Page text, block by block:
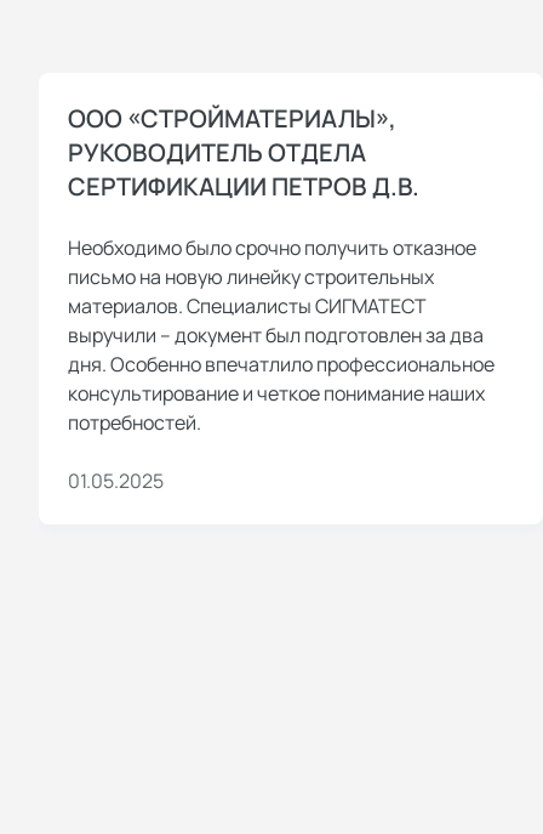
ООО «СТРОЙМАТЕРИАЛЫ»,
РУКОВОДИТЕЛЬ ОТДЕЛА
СЕРТИФИКАЦИИ ПЕТРОВ Д.В.
Необходимо было срочно получить отказное
письмо на новую линейку строительных
материалов. Специалисты СИГМАТЕСТ
выручили – документ был подготовлен за два
дня. Особенно впечатлило профессиональное
консультирование и четкое понимание наших
потребностей.
01.05.2025